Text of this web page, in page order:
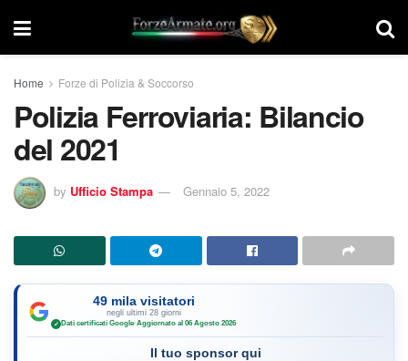
Home Forze di Polizia & Soccorso
Polizia Ferroviaria: Bilancio
del 2021
by Ufficio Stampa Gennaio 5, 2022
49 mila visitatori
negli ultimi 28 giorni
✓ Dati certificati Google·Aggiornato al 06 Agosto 2026
Il tuo sponsor qui